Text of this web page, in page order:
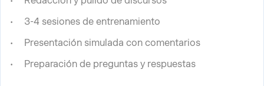
3-4 sesiones de entrenamiento
Presentación simulada con comentarios
Preparación de preguntas y respuestas